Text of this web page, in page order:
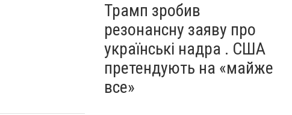
Трамп зробив
резонансну заяву про
українські надра . США
претендують на «майже
все»